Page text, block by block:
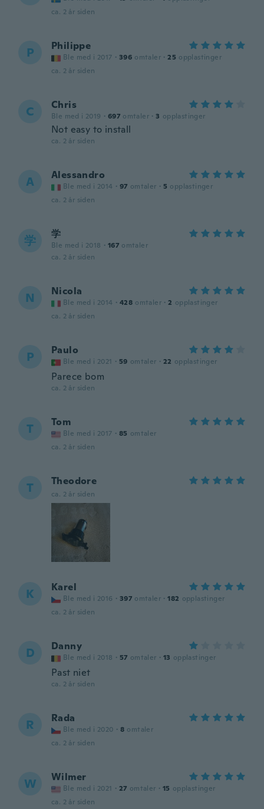
ca. 2 år siden
P Philippe
Ble med i 2017 · 396 omtaler · 25 opplastinger
ca. 2 år siden
C Chris
Ble med i 2019 · 697 omtaler · 3 opplastinger
Not easy to install
ca. 2 år siden
A Alessandro
Ble med i 2014 · 97 omtaler · 5 opplastinger
ca. 2 år siden
学 学
Ble med i 2018 · 167 omtaler
ca. 2 år siden
N Nicola
Ble med i 2014 · 428 omtaler · 2 opplastinger
ca. 2 år siden
P Paulo
Ble med i 2021 · 59 omtaler · 22 opplastinger
Parece bom
ca. 2 år siden
T Tom
Ble med i 2017 · 85 omtaler
ca. 2 år siden
T Theodore
ca. 2 år siden
K Karel
Ble med i 2016 · 397 omtaler · 182 opplastinger
ca. 2 år siden
D Danny
Ble med i 2018 · 57 omtaler · 13 opplastinger
Past niet
ca. 2 år siden
R Rada
Ble med i 2020 · 8 omtaler
ca. 2 år siden
W Wilmer
Ble med i 2021 · 27 omtaler · 15 opplastinger
ca. 2 år siden